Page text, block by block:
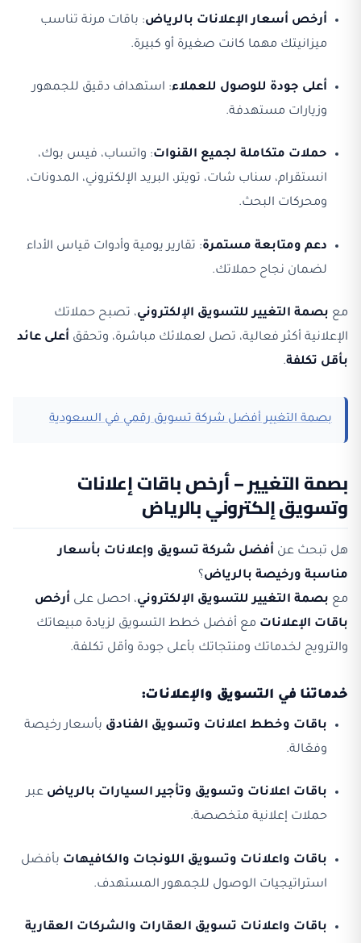
أرخص أسعار الإعلانات بالرياض: باقات مرنة تناسب
ميزانيتك مهما كانت صغيرة أو كبيرة.
أعلى جودة للوصول للعملاء: استهداف دقيق للجمهور
وزيارات مستهدفة.
حملات متكاملة لجميع القنوات: واتساب، فيس بوك،
انستقرام، سناب شات، تويتر، البريد الإلكتروني، المدونات،
ومحركات البحث.
دعم ومتابعة مستمرة: تقارير يومية وأدوات قياس الأداء
لضمان نجاح حملاتك.
معبصمة التغيير للتسويق الإلكتروني، تصبح حملاتك
الإعلانية أكثر فعالية، تصل لعملائك مباشرة، وتحققأعلى عائد
بأقل تكلفة.
بصمة التغيير أفضل شركة تسويق رقمي في السعودية
بصمة التغيير – أرخص باقات إعلانات
وتسويق إلكتروني بالرياض
هل تبحث عنأفضل شركة تسويق وإعلانات بأسعار
مناسبة ورخيصة بالرياض؟
معبصمة التغيير للتسويق الإلكتروني، احصل علىأرخص
باقات الإعلاناتمع أفضل خطط التسويق لزيادة مبيعاتك
والترويج لخدماتك ومنتجاتك بأعلى جودة وأقل تكلفة.
خدماتنا في التسويق والإعلانات:
باقات وخطط اعلانات وتسويق الفنادقبأسعار رخيصة
وفعّالة.
باقات اعلانات وتسويق وتأجير السيارات بالرياضعبر
حملات إعلانية متخصصة.
باقات واعلانات وتسويق اللونجات والكافيهاتبأفضل
استراتيجيات الوصول للجمهور المستهدف.
باقات واعلانات تسويق العقارات والشركات العقارية